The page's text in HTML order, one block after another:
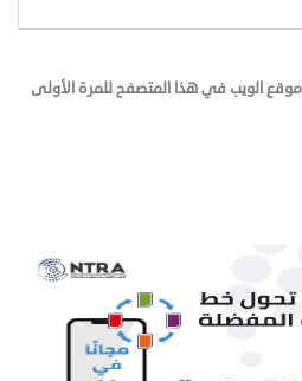
الويب في هذا المتصفح للمرة الأولى